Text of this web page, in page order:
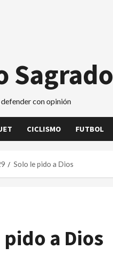
Sagrado
con opinión
CICLISMO FUTBOL
Solo le pido a Dios
a Dios